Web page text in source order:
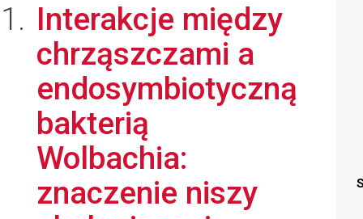
Interakcje między
chrząszczami a
endosymbiotyczną
bakterią
Wolbachia:
znaczenie niszy